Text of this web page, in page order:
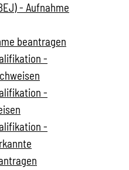
- Aufnahme
beantragen
-
-
-